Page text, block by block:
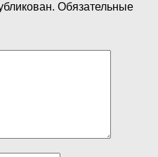
Обязательные